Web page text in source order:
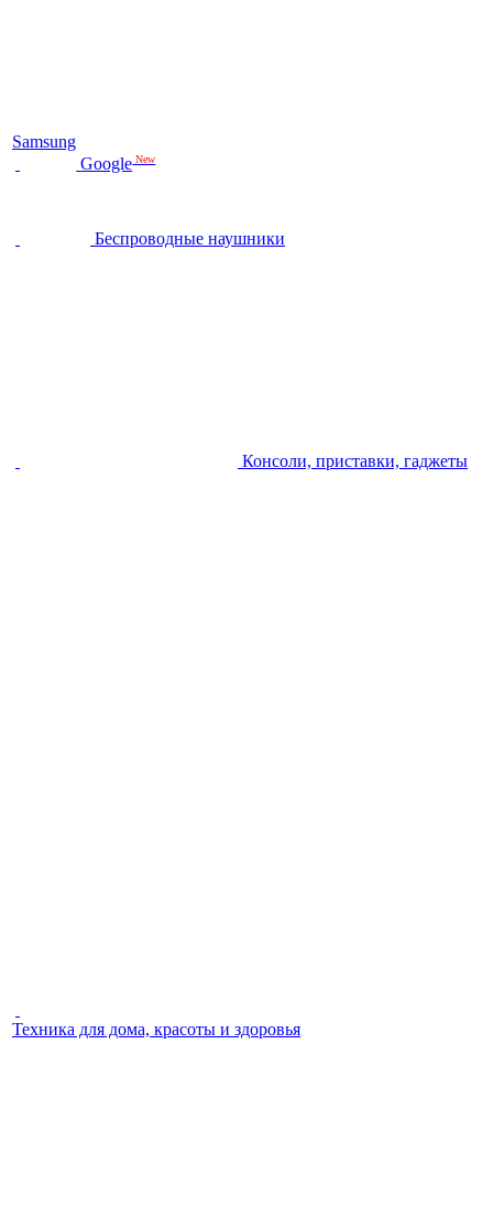
Samsung
Google New
Беспроводные наушники
Консоли, приставки, гаджеты
Техника для дома, красоты и здоровья